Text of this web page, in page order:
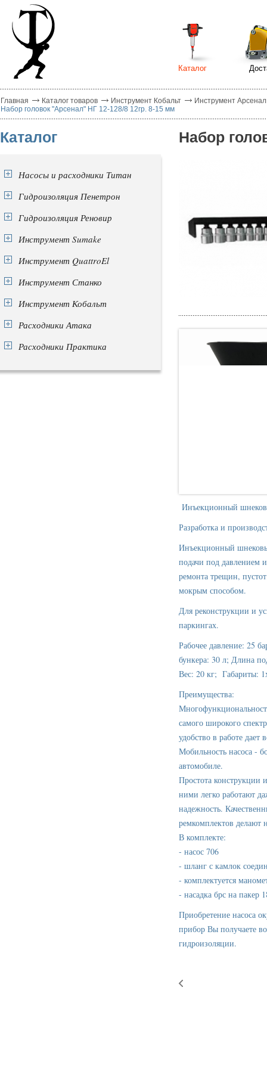
Каталог
Главная Каталог товаров Инструмент Кобальт
Инструмент Арсенал
Набор головок "Арсенал" НГ 12-128/8 12гр. 8-15 мм
Каталог
Насосы и расходники Титан
Гидроизоляция Пенетрон
Гидроизоляция Реновир
Инструмент Sumake
Инструмент QuattroEl
Инструмент Станко
Инструмент Кобальт
Расходники Атака
Расходники Практика
Набор
Инъекционный
Разработка и
Инъекционный
подачи под давлением
ремонта трещин,
мокрым способом.
Для реконструкции и
паркингах.
Рабочее давление: 25
бункера: 30 л; Длина
Вес: 20 кг; Габариты:
Преимущества:
самого широкого
удобство в работе
Мобильность насоса -
автомобиле.
Простота конструкции
ними легко работают
надежность.
ремкомплектов
В комплекте:
- насос 706
- шланг с камлок
- комплектуется
- насадка брс на пакер
Приобретение насоса
прибор Вы получаете
гидроизоляции.